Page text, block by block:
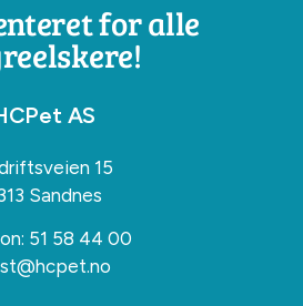
for alle
AS
15
Sandnes
51 58 44 00